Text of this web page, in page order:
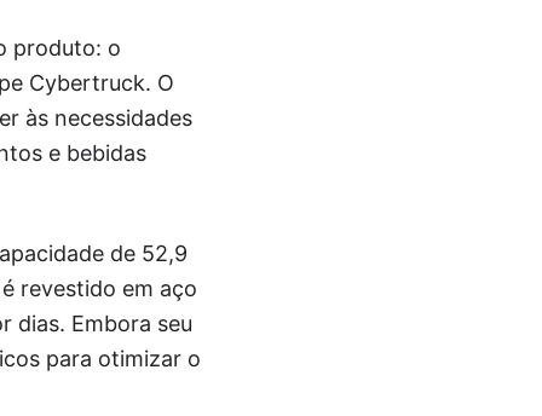
produto: o
Cybertruck. O
às necessidades
e bebidas
de 52,9
revestido em aço
dias. Embora seu
para otimizar o